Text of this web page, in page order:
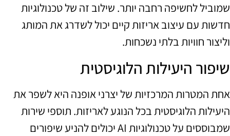
שמוביל לחשיפה רחבה יותר. שילוב זה של טכנולוגיות
חדשות עם עיצוב אריזות קיים יכול לשדרג את המותג
וליצור חוויות בלתי נשכחות.
שיפור היעילות הלוגיסטית
אחת המטרות המרכזיות של יצרני אופנה היא לשפר את
היעילות הלוגיסטית בכל הנוגע לאריזות. תוספי שירות
שמבוססים על טכנולוגיות AI יכולים להניע שיפורים